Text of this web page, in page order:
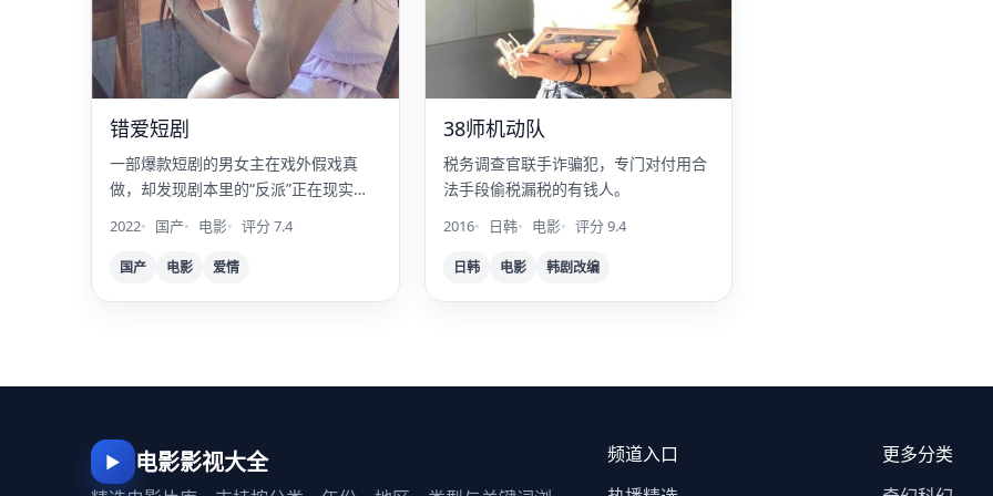
错爱短剧
一部爆款短剧的男女主在戏外假戏真
做，却发现剧本里的“反派”正在现实中
一一应验。
2022 国产 电影 评分 7.4
国产 电影 爱情
38师机动队
税务调查官联手诈骗犯，专门对付用合
法手段偷税漏税的有钱人。
2016 日韩 电影 评分 9.4
日韩 电影 韩剧改编
▶ 电影影视大全
频道入口
更多分类